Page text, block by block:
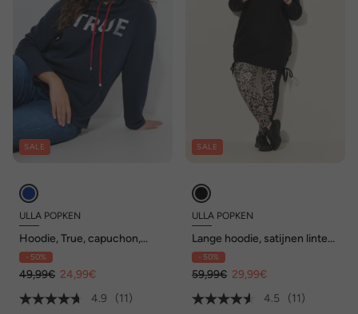
SALE
ULLA POPKEN
Hoodie, True, capuchon,
koord, zakken, lange mouwen
- 50%
49,99€ 24,99€
4.9
(11)
SALE
ULLA POPKEN
Lange hoodie, satijnen linten,
capuchon, lange mouwen
- 50%
59,99€ 29,99€
4.5
(11)